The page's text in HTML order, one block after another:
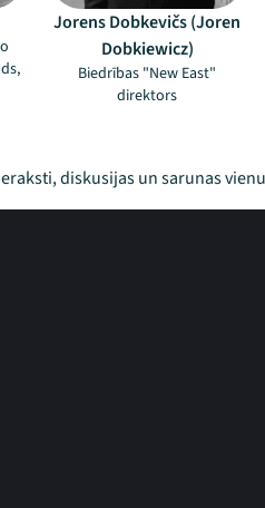
Jorens Dobkevičs (Joren
Dobkiewicz)
Biedrības "New East"
direktors
diskusijas un sarunas